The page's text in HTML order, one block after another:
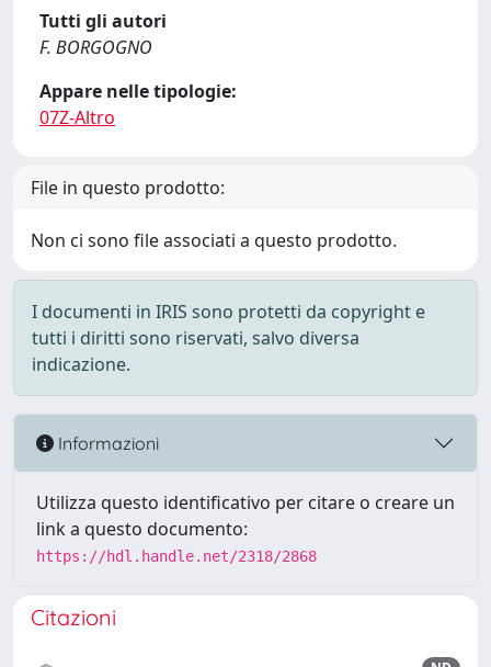
Tutti gli autori
F. BORGOGNO
Appare nelle tipologie:
07Z-Altro
File in questo prodotto:
Non ci sono file associati a questo prodotto.
I documenti in IRIS sono protetti da copyright e
tutti i diritti sono riservati, salvo diversa
indicazione.
Informazioni
Utilizza questo identificativo per citare o creare un
link a questo documento:
https://hdl.handle.net/2318/2868
Citazioni